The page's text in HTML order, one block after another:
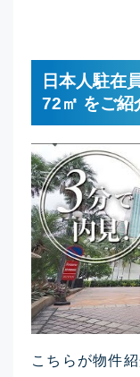
日本人駐在
72㎡ をご紹
こちらが物件紹